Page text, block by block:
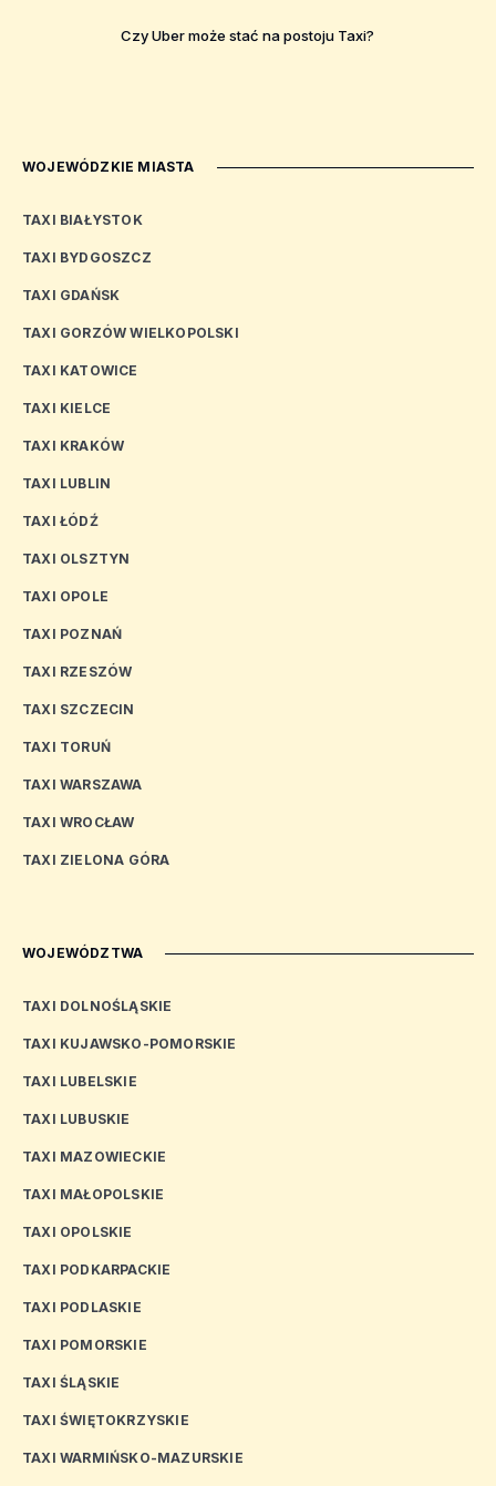
Czy Uber może stać na postoju Taxi?
WOJEWÓDZKIE MIASTA
TAXI BIAŁYSTOK
TAXI BYDGOSZCZ
TAXI GDAŃSK
TAXI GORZÓW WIELKOPOLSKI
TAXI KATOWICE
TAXI KIELCE
TAXI KRAKÓW
TAXI LUBLIN
TAXI ŁÓDŹ
TAXI OLSZTYN
TAXI OPOLE
TAXI POZNAŃ
TAXI RZESZÓW
TAXI SZCZECIN
TAXI TORUŃ
TAXI WARSZAWA
TAXI WROCŁAW
TAXI ZIELONA GÓRA
WOJEWÓDZTWA
TAXI DOLNOŚLĄSKIE
TAXI KUJAWSKO-POMORSKIE
TAXI LUBELSKIE
TAXI LUBUSKIE
TAXI MAZOWIECKIE
TAXI MAŁOPOLSKIE
TAXI OPOLSKIE
TAXI PODKARPACKIE
TAXI PODLASKIE
TAXI POMORSKIE
TAXI ŚLĄSKIE
TAXI ŚWIĘTOKRZYSKIE
TAXI WARMIŃSKO-MAZURSKIE